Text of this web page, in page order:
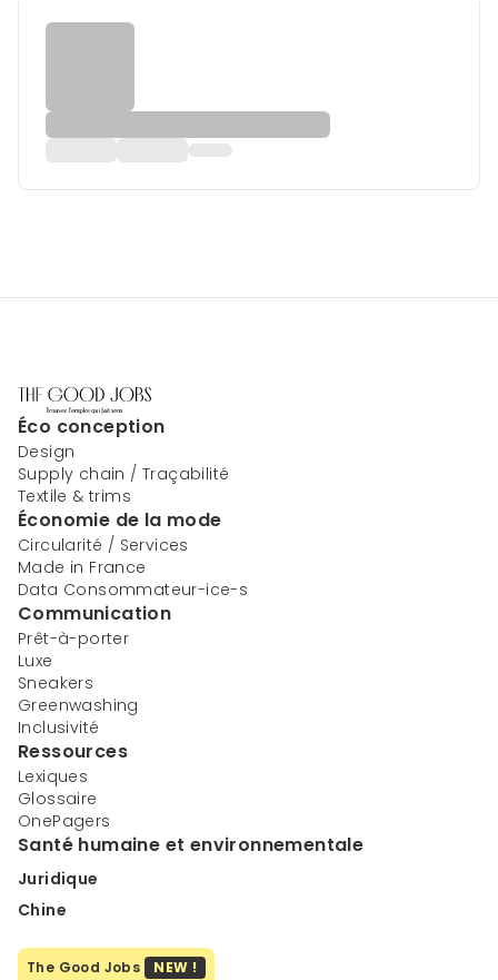
Éco conception
Design
Supply chain / Traçabilité
Textile & trims
Économie de la mode
Circularité / Services
Made in France
Data Consommateur-ice-s
Communication
Prêt-à-porter
Luxe
Sneakers
Greenwashing
Inclusivité
Ressources
Lexiques
Glossaire
OnePagers
Santé humaine et environnementale
Juridique
Chine
The Good Jobs NEW !